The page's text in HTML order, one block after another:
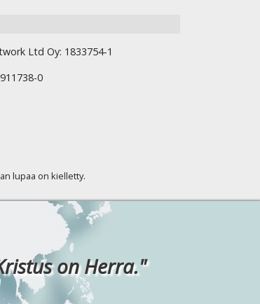
Ltd Oy: 1833754-1
0
lupaa on kielletty.
on Herra."